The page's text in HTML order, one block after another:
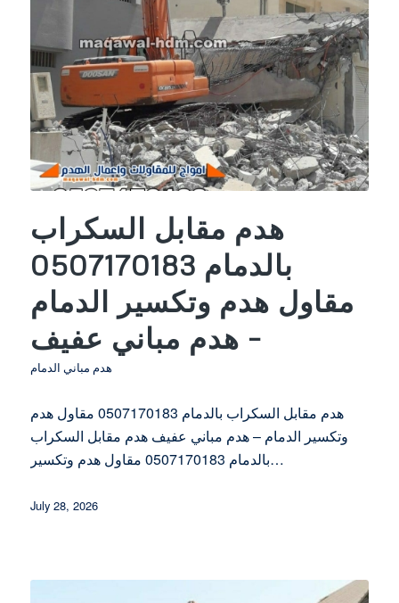
هدم مقابل السكراب
بالدمام 0507170183
مقاول هدم وتكسير الدمام
– هدم مباني عفيف
هدم مباني الدمام
هدم مقابل السكراب بالدمام 0507170183 مقاول هدم
وتكسير الدمام – هدم مباني عفيف هدم مقابل السكراب
بالدمام 0507170183 مقاول هدم وتكسير…
July 28, 2026